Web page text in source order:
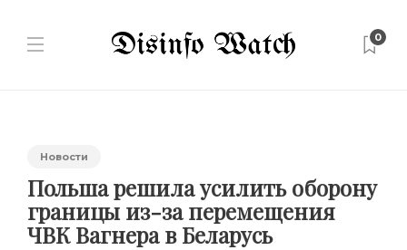
0
Новости
Польша решила усилить оборону
границы из-за перемещения
ЧВК Вагнера в Беларусь